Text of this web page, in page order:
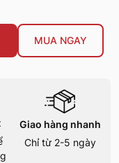
MUA NGAY
Giao hàng nhanh
Chỉ từ 2-5 ngày